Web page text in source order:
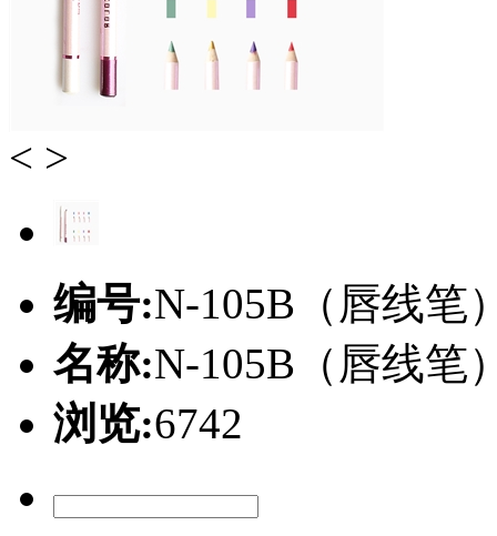
< >
编号:N-105B（唇线笔
名称:N-105B（唇线笔
浏览:6742